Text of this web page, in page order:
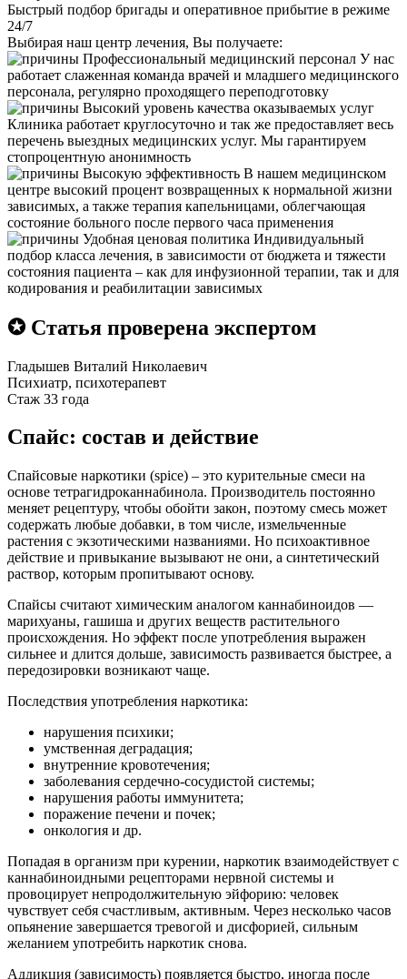
Быстрый подбор бригады и оперативное прибытие в режиме
24/7
Выбирая наш центр лечения, Вы получаете:
Профессиональный медицинский персонал У нас
работает слаженная команда врачей и младшего медицинского
персонала, регулярно проходящего переподготовку
Высокий уровень качества оказываемых услуг
Клиника работает круглосуточно и так же предоставляет весь
перечень выездных медицинских услуг. Мы гарантируем
стопроцентную анонимность
Высокую эффективность В нашем медицинском
центре высокий процент возвращенных к нормальной жизни
зависимых, а также терапия капельницами, облегчающая
состояние больного после первого часа применения
Удобная ценовая политика Индивидуальный
подбор класса лечения, в зависимости от бюджета и тяжести
состояния пациента – как для инфузионной терапии, так и для
кодирования и реабилитации зависимых
✪ Статья проверена экспертом
Гладышев Виталий Николаевич
Психиатр, психотерапевт
Стаж 33 года
Спайс: состав и действие
Спайсовые наркотики (spice) – это курительные смеси на
основе тетрагидроканнабинола. Производитель постоянно
меняет рецептуру, чтобы обойти закон, поэтому смесь может
содержать любые добавки, в том числе, измельченные
растения с экзотическими названиями. Но психоактивное
действие и привыкание вызывают не они, а синтетический
раствор, которым пропитывают основу.
Спайсы считают химическим аналогом каннабиноидов —
марихуаны, гашиша и других веществ растительного
происхождения. Но эффект после употребления выражен
сильнее и длится дольше, зависимость развивается быстрее, а
передозировки возникают чаще.
Последствия употребления наркотика:
нарушения психики;
умственная деградация;
внутренние кровотечения;
заболевания сердечно-сосудистой системы;
нарушения работы иммунитета;
поражение печени и почек;
онкология и др.
Попадая в организм при курении, наркотик взаимодействует с
каннабиноидными рецепторами нервной системы и
провоцирует непродолжительную эйфорию: человек
чувствует себя счастливым, активным. Через несколько часов
опьянение завершается тревогой и дисфорией, сильным
желанием употребить наркотик снова.
Аддикция (зависимость) появляется быстро, иногда после